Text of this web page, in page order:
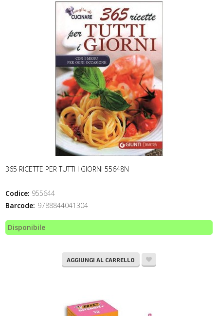
365 RICETTE PER TUTTI I GIORNI 55648N
Codice: 955644
Barcode: 9788844041304
Disponibile
AGGIUNGI AL CARRELLO